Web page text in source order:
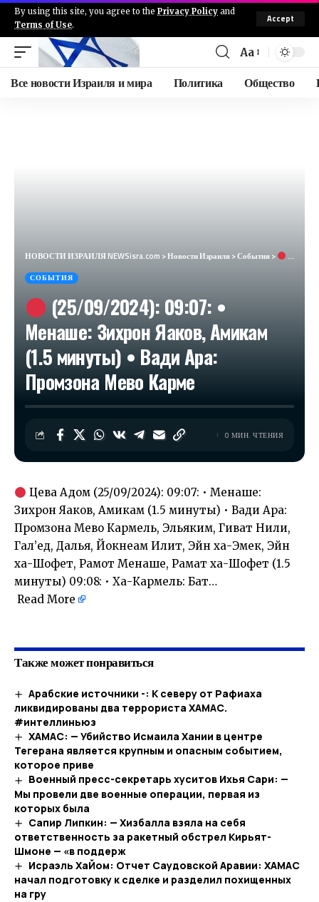
By using this site, you agree to the Privacy Policy and
Terms of Use.
Accept
Aa
Все новости Израиля и мира Политика Общество
НОВОСТИ ИЗРАИЛЯ NEWSisra.com >Новости Израиля>События>
СОБЫТИЯ
(25/09/2024): 09:07: •
Менаше: Зихрон Яаков, Амикам
(1.5 минуты) • Вади Ара:
Промзона Мево Карме
0 МИН. ЧТЕНИЯ
Цева Адом (25/09/2024): 09:07: • Менаше:
Зихрон Яаков, Амикам (1.5 минуты) • Вади Ара:
Промзона Мево Кармель, Эльяким, Гиват Нили,
Гал’ед, Далья, Йокнеам Илит, Эйн ха-Эмек, Эйн
ха-Шофет, Рамот Менаше, Рамат ха-Шофет (1.5
минуты) 09:08: • Ха-Кармель: Бат…
Read More
Также может понравиться
Арабские источники -: К северу от Рафиаха
ликвидированы два террориста ХАМАС.
#интеллиньюз
ХАМАС: — Убийство Исмаила Хании в центре
Тегерана является крупным и опасным событием,
которое приве
Военный пресс-секретарь хуситов Ихья Сари: —
Мы провели две военные операции, первая из
которых была
Сапир Липкин: — Хизбалла взяла на себя
ответственность за ракетный обстрел Кирьят-
Шмоне — «в поддерж
Исраэль ХаЙом: Отчет Саудовской Аравии: ХАМАС
начал подготовку к сделке и разделил похищенных
на гру